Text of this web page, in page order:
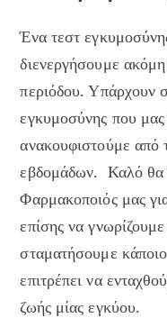
Ένα τεστ
διενεργήσουμε
περιόδου. Υπάρχουν
εγκυμοσύνης που μας
ανακουφιστούμε από
εβδομάδων. Καλό θα
Φαρμακοποιός μας
επίσης να
σταματήσουμε
επιτρέπει να
ζωής μίας εγκύου.